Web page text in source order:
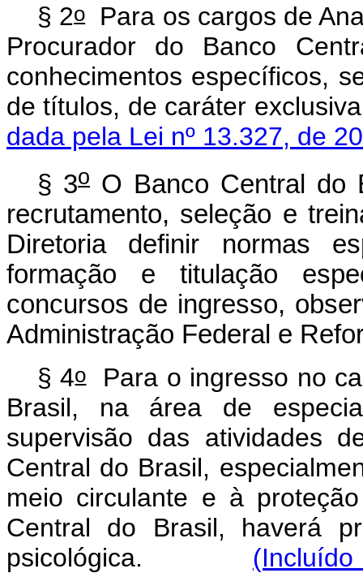
§ 2oPara os cargos de
Procurador do Banco
conhecimentos específicos,
de títulos, de caráter
dada pela Lei nº 13.327, de
§ 3o O Banco Central do
recrutamento, seleção e
Diretoria definir normas
formação e titulação
concursos de ingresso,
Administração Federal e
§ 4oPara o ingresso no
Brasil, na área de
supervisão das atividades
Central do Brasil,
meio circulante e à
Central do Brasil, haverá
psicológica.